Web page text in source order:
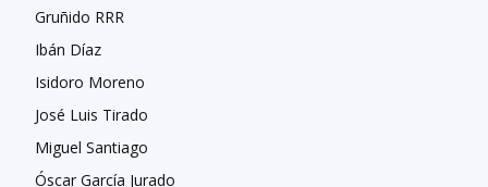
Gruñido RRR
Ibán Díaz
Isidoro Moreno
José Luis Tirado
Miguel Santiago
Óscar García Jurado